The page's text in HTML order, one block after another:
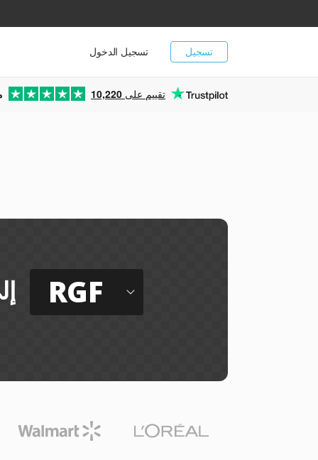
تسجيل تسجيل الدخول
10,220 تقييم على
RGF